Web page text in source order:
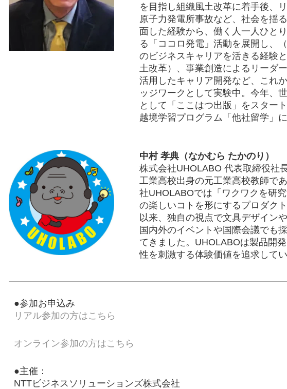
を目指し組織風土改革に着手後、
原子力発電所事故など、社会を揺
面した経験から、働く人一人ひと
る「ココロ発電」活動を展開し、
のビジネスキャリアを活きる経験
土改革）、事業創造によるリーダ
活用したキャリア開発など、これ
ッジワークとして実験中。今年、
として「ここはつ出版」をスター
越境学習プログラム「他社留学」に
中村 孝典（なかむら たかのり）
株式会社UHOLABO 代表取締役社
工業高校出身の元工業高校教師で
社UHOLABOでは「ワクワクを研
の楽しいコトを形にするプロダク
以来、独自の視点で文具デザイン
国内外のイベントや国際会議でも
てきました。UHOLABOは製品開
性を刺激する体験価値を追求してい
●参加お申込み
リアル参加の方はこちら
オンライン参加の方はこちら
●主催：
NTTビジネスソリューションズ株式会社